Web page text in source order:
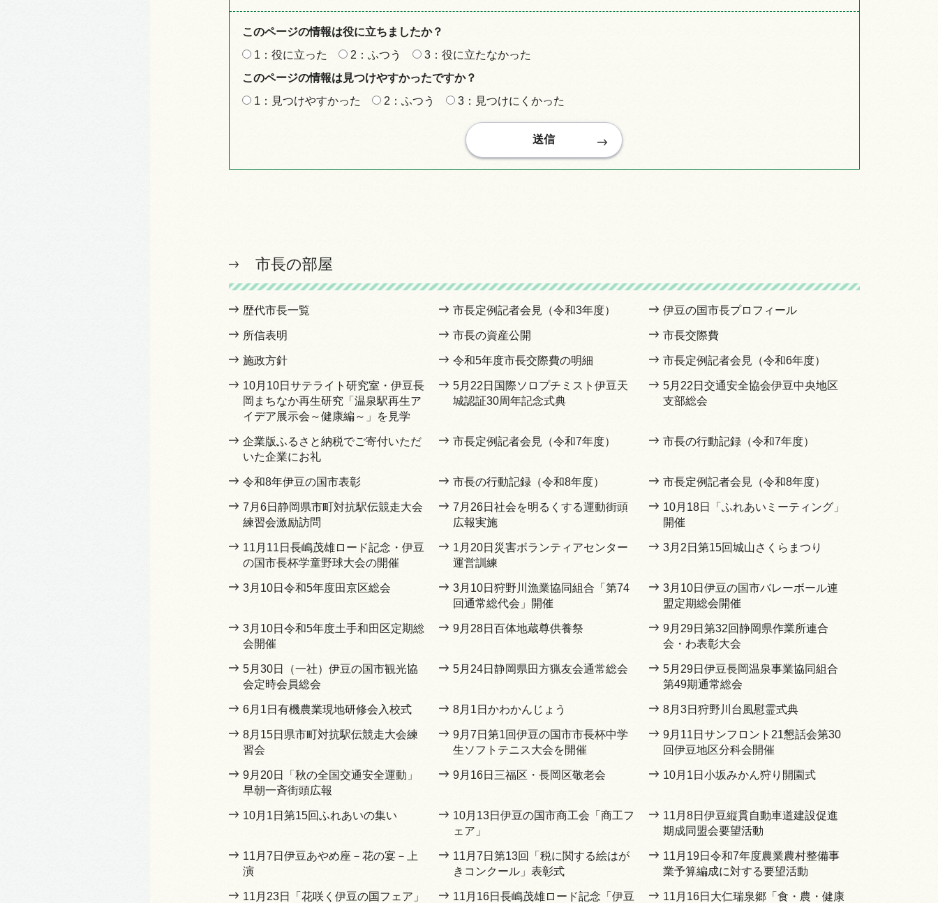
このページの情報は役に立ちましたか？
1：役に立った
2：ふつう
3：役に立たなかった
このページの情報は見つけやすかったですか？
1：見つけやすかった
2：ふつう 3：見つけにくかった
市長の部屋
歴代市長一覧 市長定例記者会見（令和3年度） 伊豆の国市長プロフィール
所信表明 市長の資産公開 市長交際費
施政方針 令和5年度市長交際費の明細 市長定例記者会見（令和6年度）
10月10日サテライト研究室・伊豆長
岡まちなか再生研究「温泉駅再生ア
イデア展示会～健康編～」を見学
5月22日国際ソロプチミスト伊豆天
城認証30周年記念式典
5月22日交通安全協会伊豆中央地区
支部総会
企業版ふるさと納税でご寄付いただ
いた企業にお礼
市長定例記者会見（令和7年度） 市長の行動記録（令和7年度）
令和8年伊豆の国市表彰 市長の行動記録（令和8年度） 市長定例記者会見（令和8年度）
7月6日静岡県市町対抗駅伝競走大会
練習会激励訪問
7月26日社会を明るくする運動街頭
広報実施
10月18日「ふれあいミーティング」
開催
11月11日長嶋茂雄ロード記念・伊豆
の国市長杯学童野球大会の開催
1月20日災害ボランティアセンター
運営訓練
3月2日第15回城山さくらまつり
3月10日令和5年度田京区総会
3月10日狩野川漁業協同組合「第74
回通常総代会」開催
3月10日伊豆の国市バレーボール連
盟定期総会開催
3月10日令和5年度土手和田区定期総
会開催
9月28日百体地蔵尊供養祭
9月29日第32回静岡県作業所連合
会・わ表彰大会
5月30日（一社）伊豆の国市観光協
会定時会員総会
5月24日静岡県田方猟友会通常総会
5月29日伊豆長岡温泉事業協同組合
第49期通常総会
6月1日有機農業現地研修会入校式 8月1日かわかんじょう 8月3日狩野川台風慰霊式典
8月15日県市町対抗駅伝競走大会練
習会
9月7日第1回伊豆の国市市長杯中学
生ソフトテニス大会を開催
9月11日サンフロント21懇話会第30
回伊豆地区分科会開催
9月20日「秋の全国交通安全運動」
早朝一斉街頭広報
9月16日三福区・長岡区敬老会 10月1日小坂みかん狩り開園式
10月1日第15回ふれあいの集い
10月13日伊豆の国市商工会「商工フ
ェア」
11月8日伊豆縦貫自動車道建設促進
期成同盟会要望活動
11月7日伊豆あやめ座－花の宴－上
演
11月7日第13回「税に関する絵はが
きコンクール」表彰式
11月19日令和7年度農業農村整備事
業予算編成に対する要望活動
11月23日「花咲く伊豆の国フェア」
11月16日長嶋茂雄ロード記念「伊豆
11月16日大仁瑞泉郷「食・農・健康